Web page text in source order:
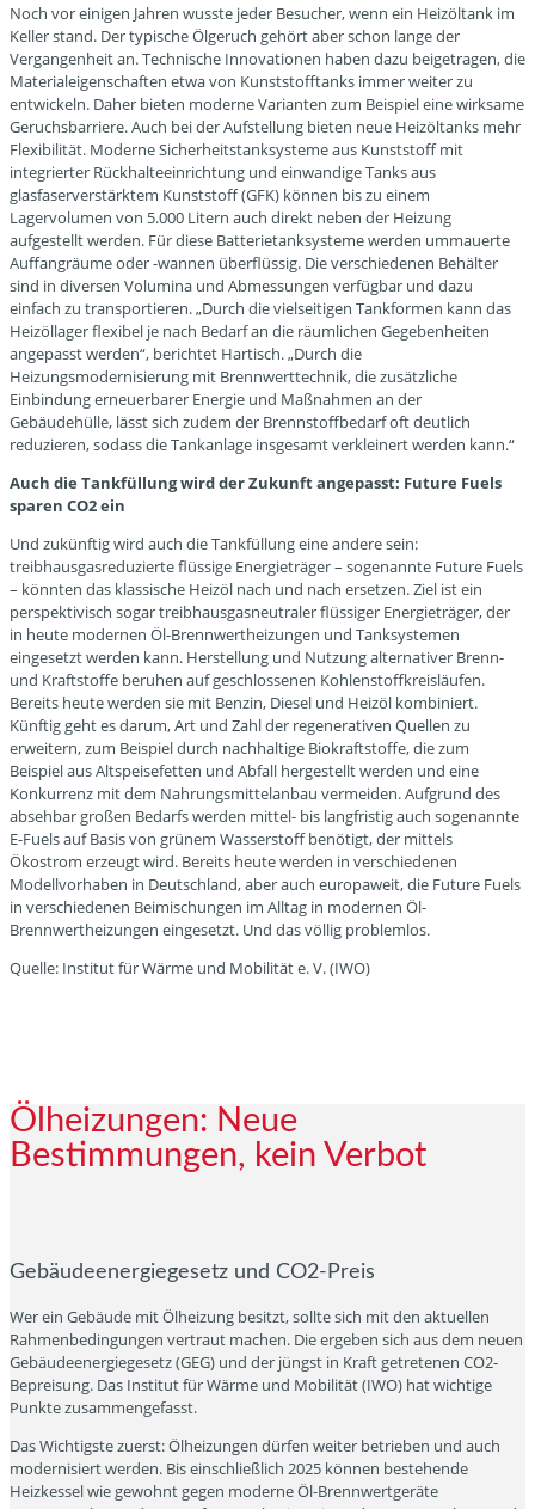
Noch vor einigen Jahren wusste jeder Besucher, wenn ein Heizöltank im
Keller stand. Der typische Ölgeruch gehört aber schon lange der
Vergangenheit an. Technische Innovationen haben dazu beigetragen, die
Materialeigenschaften etwa von Kunststofftanks immer weiter zu
entwickeln. Daher bieten moderne Varianten zum Beispiel eine wirksame
Geruchsbarriere. Auch bei der Aufstellung bieten neue Heizöltanks mehr
Flexibilität. Moderne Sicherheitstanksysteme aus Kunststoff mit
integrierter Rückhalteeinrichtung und einwandige Tanks aus
glasfaserverstärktem Kunststoff (GFK) können bis zu einem
Lagervolumen von 5.000 Litern auch direkt neben der Heizung
aufgestellt werden. Für diese Batterietanksysteme werden ummauerte
Auffangräume oder -wannen überflüssig. Die verschiedenen Behälter
sind in diversen Volumina und Abmessungen verfügbar und dazu
einfach zu transportieren. „Durch die vielseitigen Tankformen kann das
Heizöllager flexibel je nach Bedarf an die räumlichen Gegebenheiten
angepasst werden“, berichtet Hartisch. „Durch die
Heizungsmodernisierung mit Brennwerttechnik, die zusätzliche
Einbindung erneuerbarer Energie und Maßnahmen an der
Gebäudehülle, lässt sich zudem der Brennstoffbedarf oft deutlich
reduzieren, sodass die Tankanlage insgesamt verkleinert werden kann.“
Auch die Tankfüllung wird der Zukunft angepasst: Future Fuels
sparen CO2 ein
Und zukünftig wird auch die Tankfüllung eine andere sein:
treibhausgasreduzierte flüssige Energieträger – sogenannte Future Fuels
– könnten das klassische Heizöl nach und nach ersetzen. Ziel ist ein
perspektivisch sogar treibhausgasneutraler flüssiger Energieträger, der
in heute modernen Öl-Brennwertheizungen und Tanksystemen
eingesetzt werden kann. Herstellung und Nutzung alternativer Brenn-
und Kraftstoffe beruhen auf geschlossenen Kohlenstoffkreisläufen.
Bereits heute werden sie mit Benzin, Diesel und Heizöl kombiniert.
Künftig geht es darum, Art und Zahl der regenerativen Quellen zu
erweitern, zum Beispiel durch nachhaltige Biokraftstoffe, die zum
Beispiel aus Altspeisefetten und Abfall hergestellt werden und eine
Konkurrenz mit dem Nahrungsmittelanbau vermeiden. Aufgrund des
absehbar großen Bedarfs werden mittel- bis langfristig auch sogenannte
E-Fuels auf Basis von grünem Wasserstoff benötigt, der mittels
Ökostrom erzeugt wird. Bereits heute werden in verschiedenen
Modellvorhaben in Deutschland, aber auch europaweit, die Future Fuels
in verschiedenen Beimischungen im Alltag in modernen Öl-
Brennwertheizungen eingesetzt. Und das völlig problemlos.
Quelle: Institut für Wärme und Mobilität e. V. (IWO)
Ölheizungen: Neue
Bestimmungen, kein Verbot
Gebäudeenergiegesetz und CO2-Preis
Wer ein Gebäude mit Ölheizung besitzt, sollte sich mit den aktuellen
Rahmenbedingungen vertraut machen. Die ergeben sich aus dem neuen
Gebäudeenergiegesetz (GEG) und der jüngst in Kraft getretenen CO2-
Bepreisung. Das Institut für Wärme und Mobilität (IWO) hat wichtige
Punkte zusammengefasst.
Das Wichtigste zuerst: Ölheizungen dürfen weiter betrieben und auch
modernisiert werden. Bis einschließlich 2025 können bestehende
Heizkessel wie gewohnt gegen moderne Öl-Brennwertgeräte